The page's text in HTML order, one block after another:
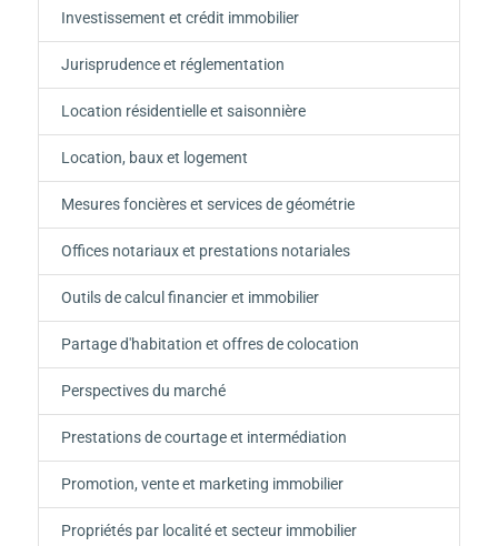
Investissement et crédit immobilier
Jurisprudence et réglementation
Location résidentielle et saisonnière
Location, baux et logement
Mesures foncières et services de géométrie
Offices notariaux et prestations notariales
Outils de calcul financier et immobilier
Partage d'habitation et offres de colocation
Perspectives du marché
Prestations de courtage et intermédiation
Promotion, vente et marketing immobilier
Propriétés par localité et secteur immobilier